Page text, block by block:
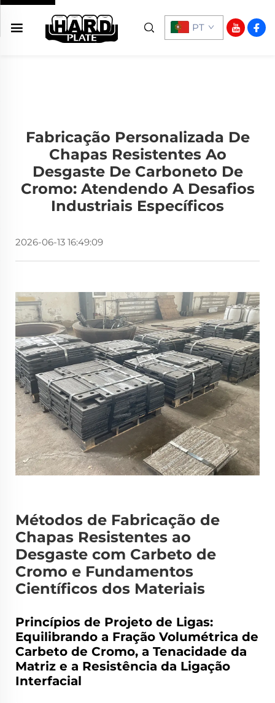
PT
Fabricação Personalizada De
Chapas Resistentes Ao
Desgaste De Carboneto De
Cromo: Atendendo A Desafios
Industriais Específicos
2026-06-13 16:49:09
Métodos de Fabricação de
Chapas Resistentes ao
Desgaste com Carbeto de
Cromo e Fundamentos
Científicos dos Materiais
Princípios de Projeto de Ligas:
Equilibrando a Fração Volumétrica de
Carbeto de Cromo, a Tenacidade da
Matriz e a Resistência da Ligação
Interfacial